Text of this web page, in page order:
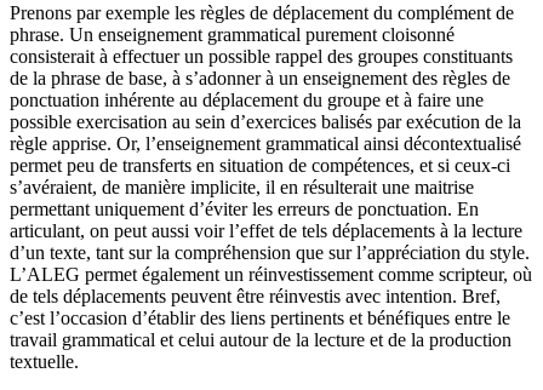
Prenons par exemple les règles de déplacement du complément de
phrase. Un enseignement grammatical purement cloisonné
consisterait à effectuer un possible rappel des groupes constituants
de la phrase de base, à s’adonner à un enseignement des règles de
ponctuation inhérente au déplacement du groupe et à faire une
possible exercisation au sein d’exercices balisés par exécution de la
règle apprise. Or, l’enseignement grammatical ainsi décontextualisé
permet peu de transferts en situation de compétences, et si ceux-ci
s’avéraient, de manière implicite, il en résulterait une maitrise
permettant uniquement d’éviter les erreurs de ponctuation. En
articulant, on peut aussi voir l’effet de tels déplacements à la lecture
d’un texte, tant sur la compréhension que sur l’appréciation du style.
L’ALEG permet également un réinvestissement comme scripteur, où
de tels déplacements peuvent être réinvestis avec intention. Bref,
c’est l’occasion d’établir des liens pertinents et bénéfiques entre le
travail grammatical et celui autour de la lecture et de la production
textuelle.